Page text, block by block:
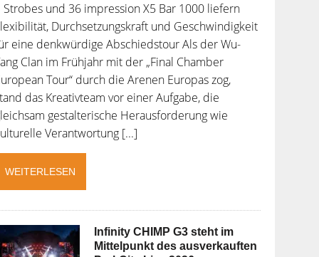
Strobes und 36 impression X5 Bar 1000 liefern
Durchsetzungskraft und Geschwindigkeit
eine denkwürdige Abschiedstour Als der Wu-
Clan im Frühjahr mit der „Final Chamber
Tour“ durch die Arenen Europas zog,
das Kreativteam vor einer Aufgabe, die
gestalterische Herausforderung wie
Verantwortung [...]
WEITERLESEN
Infinity CHIMP G3 steht im
Mittelpunkt des ausverkauften